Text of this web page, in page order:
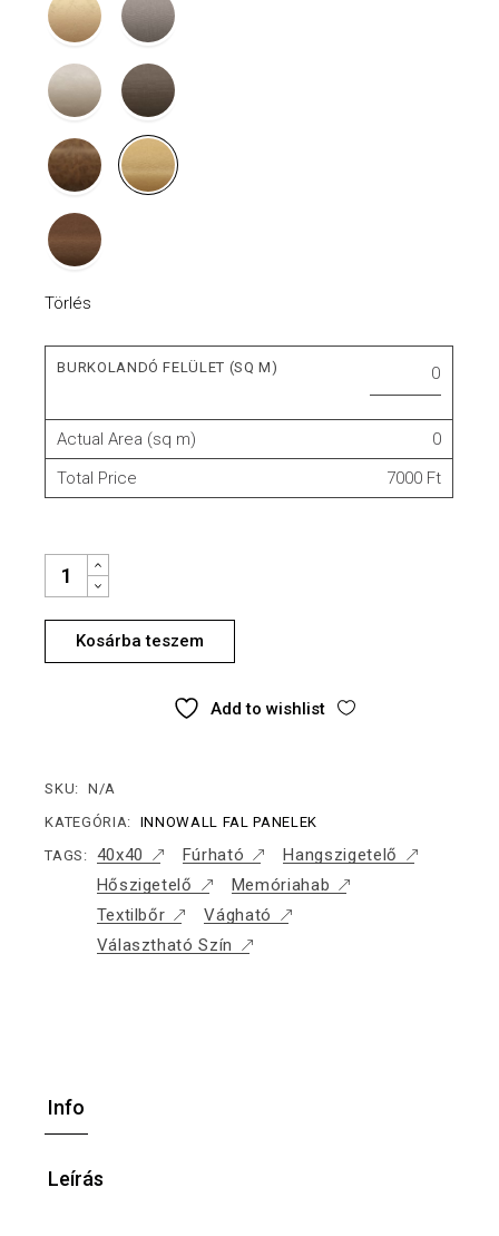
Törlés
BURKOLANDÓ FELÜLET (SQ M)
Actual Area (sq m)
0
Total Price
7000 Ft
Kosárba teszem
Add to wishlist
SKU: N/A
KATEGÓRIA: INNOWALL FAL PANELEK
TAGS: 40x40 Fúrható
Hangszigetelő
Hőszigetelő
Memóriahab
Textilbőr
Vágható
Választható Szín
Info
Leírás